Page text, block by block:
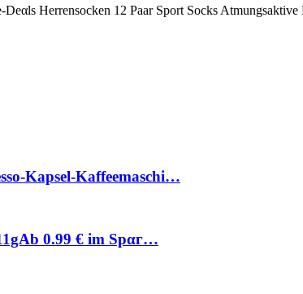
Herrensocken 12 Paar Sport Socks Atmungsaktive
Kapsel-Kaffeemaschi…
0.99 € im Spαг…